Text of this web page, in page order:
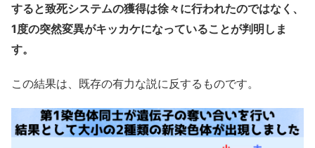
すると致死システムの獲得は徐々に行われたのではなく、
1度の突然変異がキッカケになっていることが判明しま
す。
この結果は、既存の有力な説に反するものです。